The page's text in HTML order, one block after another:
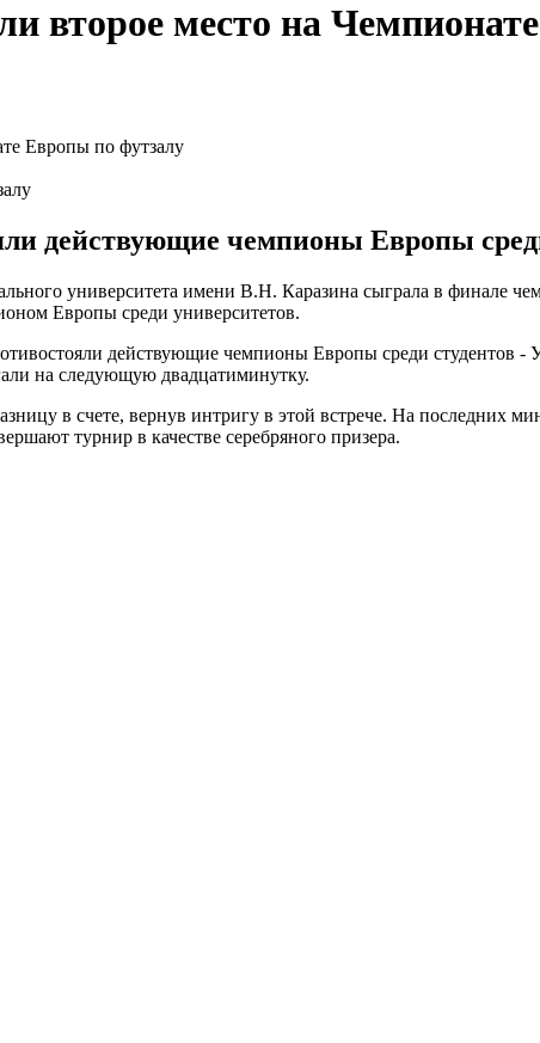
второе место на
действующие чемпионы Европы
университета имени В.Н. Каразина сыграла в финале
Европы среди университетов.
действующие чемпионы Европы среди студентов
на следующую двадцатиминутку.
в счете, вернув интригу в этой встрече. На последних
турнир в качестве серебряного призера.